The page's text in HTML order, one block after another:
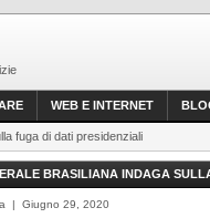
WEB E INTERNET
fuga di dati presidenziali
BRASILIANA INDAGA
| Giugno 29, 2020